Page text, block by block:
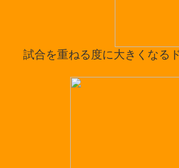
試合を重ねる度に大きくなる